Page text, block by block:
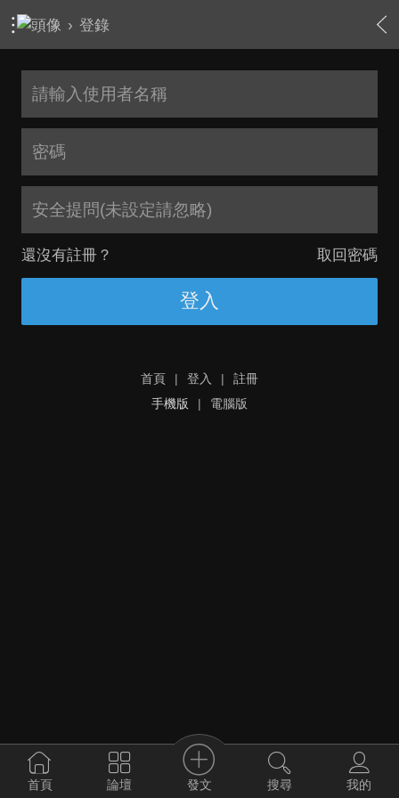
› 登錄
安全提問(未設定請忽略)
還沒有註冊？ 取回密碼
登入
首頁 | 登入 |
註冊
手機版
| 電腦版
首頁 論壇 發文 搜尋 我的